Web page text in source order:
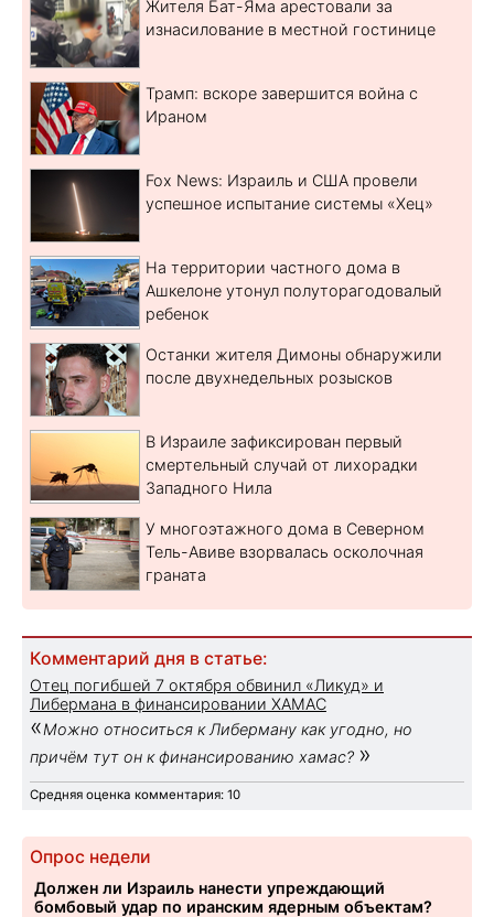
Жителя Бат-Яма арестовали за
изнасилование в местной гостинице
Трамп: вскоре завершится война с
Ираном
Fox News: Израиль и США провели
успешное испытание системы «Хец»
На территории частного дома в
Ашкелоне утонул полуторагодовалый
ребенок
Останки жителя Димоны обнаружили
после двухнедельных розысков
В Израиле зафиксирован первый
смертельный случай от лихорадки
Западного Нила
У многоэтажного дома в Северном
Тель-Авиве взорвалась осколочная
граната
Комментарий дня в статье:
Отец погибшей 7 октября обвинил «Ликуд» и
Либермана в финансировании ХАМАС
«Можно относиться к Либерману как угодно, но
причём тут он к финансированию хамас? »
Средняя оценка комментария: 10
Опрос недели
Должен ли Израиль нанести упреждающий
бомбовый удар по иранским ядерным объектам?